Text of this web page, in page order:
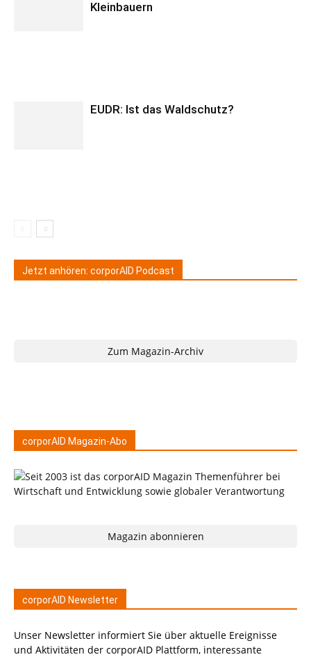
Kleinbauern
EUDR: Ist das Waldschutz?
Jetzt anhören: corporAID Podcast
Zum Magazin-Archiv
corporAID Magazin-Abo
Magazin abonnieren
corporAID Newsletter
Unser Newsletter informiert Sie über aktuelle Ereignisse
und Aktivitäten der corporAID Plattform, interessante